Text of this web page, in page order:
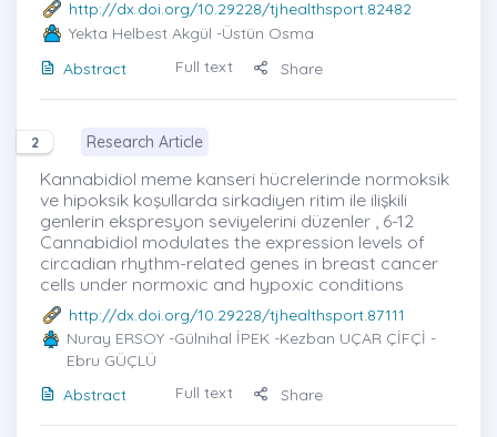
http://dx.doi.org/10.29228/tjhealthsport.82482
Yekta Helbest Akgül -Üstün Osma
Abstract
Full text Share
2 Research Article
Kannabidiol meme kanseri hücrelerinde normoksik
ve hipoksik koşullarda sirkadiyen ritim ile ilişkili
genlerin ekspresyon seviyelerini düzenler , 6-12
Cannabidiol modulates the expression levels of
circadian rhythm-related genes in breast cancer
cells under normoxic and hypoxic conditions
http://dx.doi.org/10.29228/tjhealthsport.87111
Nuray ERSOY-Gülnihal İPEK -Kezban UÇAR ÇİFÇİ -
Ebru GÜÇLÜ
Abstract
Full text Share